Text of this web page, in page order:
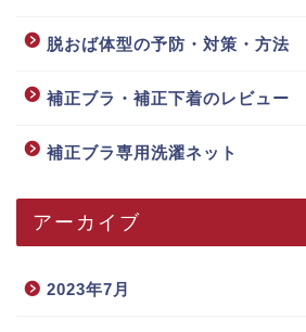
脱おば体型の予防・対策・方法
補正ブラ・補正下着のレビュー
補正ブラ専用洗濯ネット
アーカイブ
2023年7月